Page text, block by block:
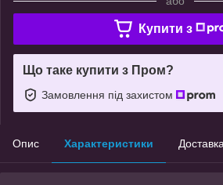
Купити з
Що таке купити з Пром?
Замовлення під захистом
Опис Характеристики Доставка